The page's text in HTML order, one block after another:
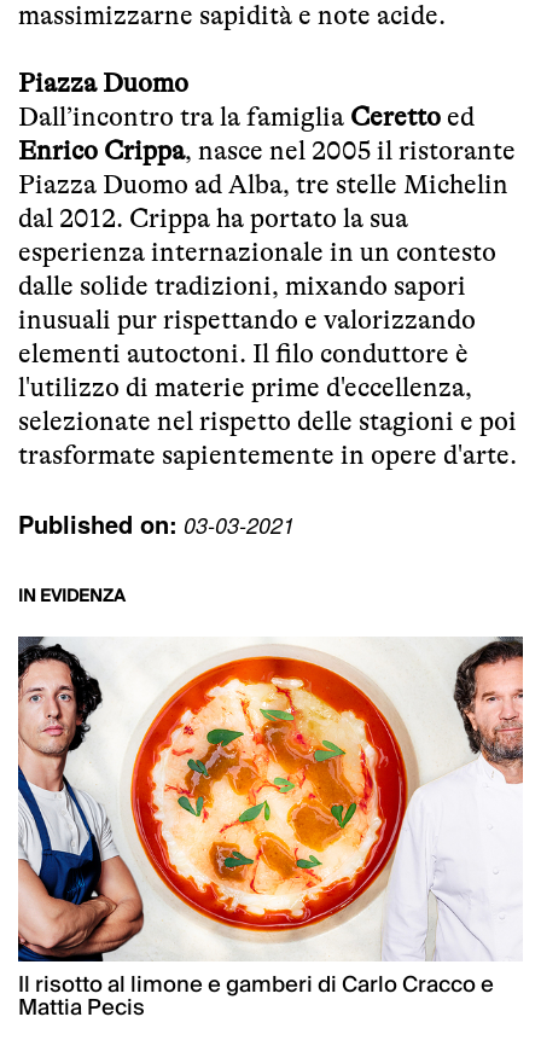
massimizzarne sapidità e note acide.
Piazza Duomo
Dall’incontro tra la famiglia Ceretto ed
Enrico Crippa, nasce nel 2005 il ristorante
Piazza Duomo ad Alba, tre stelle Michelin
dal 2012. Crippa ha portato la sua
esperienza internazionale in un contesto
dalle solide tradizioni, mixando sapori
inusuali pur rispettando e valorizzando
elementi autoctoni. Il filo conduttore è
l'utilizzo di materie prime d'eccellenza,
selezionate nel rispetto delle stagioni e poi
trasformate sapientemente in opere d'arte.
Published on: 03-03-2021
IN EVIDENZA
Il risotto al limone e gamberi di Carlo Cracco e
Mattia Pecis